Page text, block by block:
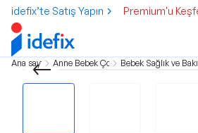
idefix’te Satış Yapın Premium'u
Ana sayfa Anne Bebek ÇocukBebek Sağlık ve